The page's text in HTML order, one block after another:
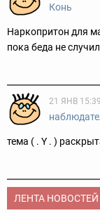
Конь
Наркопритон для
пока беда не
21 ЯНВ 15:39
тема ( . Y . )
ЛЕНТА НОВОСТЕЙ